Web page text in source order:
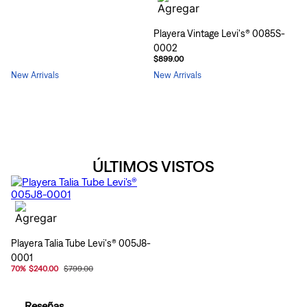
New Arrivals
Playera Vintage Levi's® 0085S-
0002
$899.00
New Arrivals
ÚLTIMOS VISTOS
Playera Talia Tube Levi's® 005J8-
0001
70% $240.00 $799.00